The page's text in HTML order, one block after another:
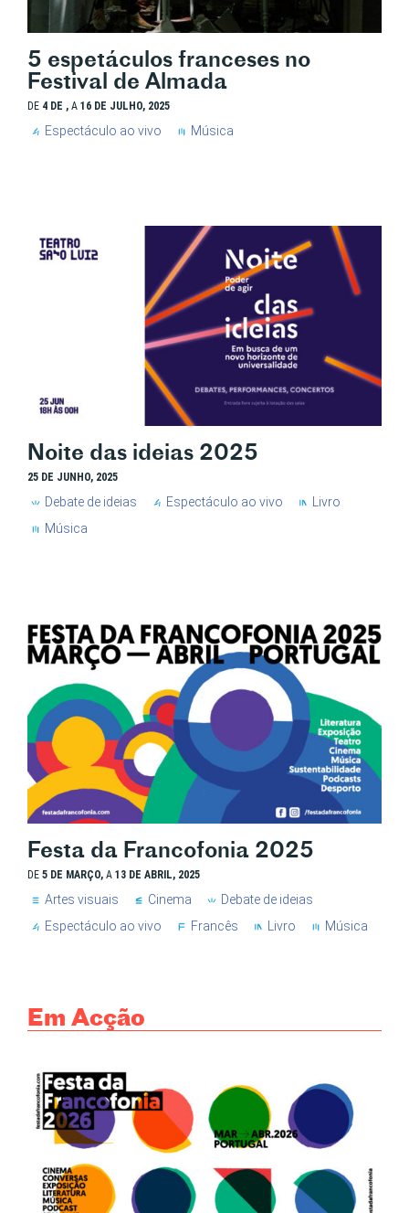
5 espetáculos franceses no
Festival de Almada
DE 4 DE , A 16 DE JULHO, 2025
Espectáculo ao vivo Música
Noite das ideias 2025
25 DE JUNHO, 2025
Debate de ideias Espectáculo ao vivo
Livro
Música
Festa da Francofonia 2025
DE 5 DE MARÇO, A 13 DE ABRIL, 2025
Artes visuais Cinema
Debate de ideias
Espectáculo ao vivo
Francês Livro Música
Em Acção